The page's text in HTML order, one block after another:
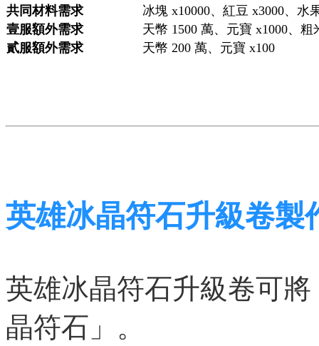
共同材料需求
冰塊 x10000、紅豆 x3000、水
壹服額外需求
天幣 1500 萬、元寶 x1000、粗
貳服額外需求
天幣 200 萬、元寶 x100
英雄冰晶符石升級卷製
英雄冰晶符石升級卷可
晶符石」。